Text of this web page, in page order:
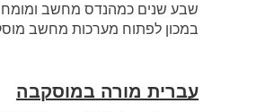
במכון לפתוח מערכות מחשב
עברית מורה במוסקבה